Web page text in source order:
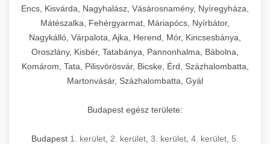
Encs, Kisvárda, Nagyhalász, Vásárosnamény, Nyíregyháza,
Mátészalka, Fehérgyarmat, Máriapócs, Nyírbátor,
Nagykálló, Várpalota, Ajka, Herend, Mór, Kincsesbánya,
Oroszlány, Kisbér, Tatabánya, Pannonhalma, Bábolna,
Komárom, Tata, Pilisvörösvár, Bicske, Érd, Százhalombatta,
Martonvásár, Százhalombatta, Gyál
Budapest egész területe:
Budapest 1. kerület 2. kerület 3. kerület 4. kerület 5.